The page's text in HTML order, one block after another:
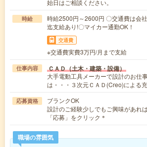
始日はご相談ください。
時給
時給2500円～2600円 〇交通費は会
迄支給あり!〇マイカー通勤OK！
交通費
※交通費実費3万円/月まで支給
仕事内容 ＣＡＤ（土木・建築・設備）
大手電動工具メーカーで設計のお仕
は・・・３次元ＣＡＤ(Creo)による
応募資格
ブランクOK
設計のご経験少しでもご興味があれ
「応募」をクリック＊
職場の雰囲気